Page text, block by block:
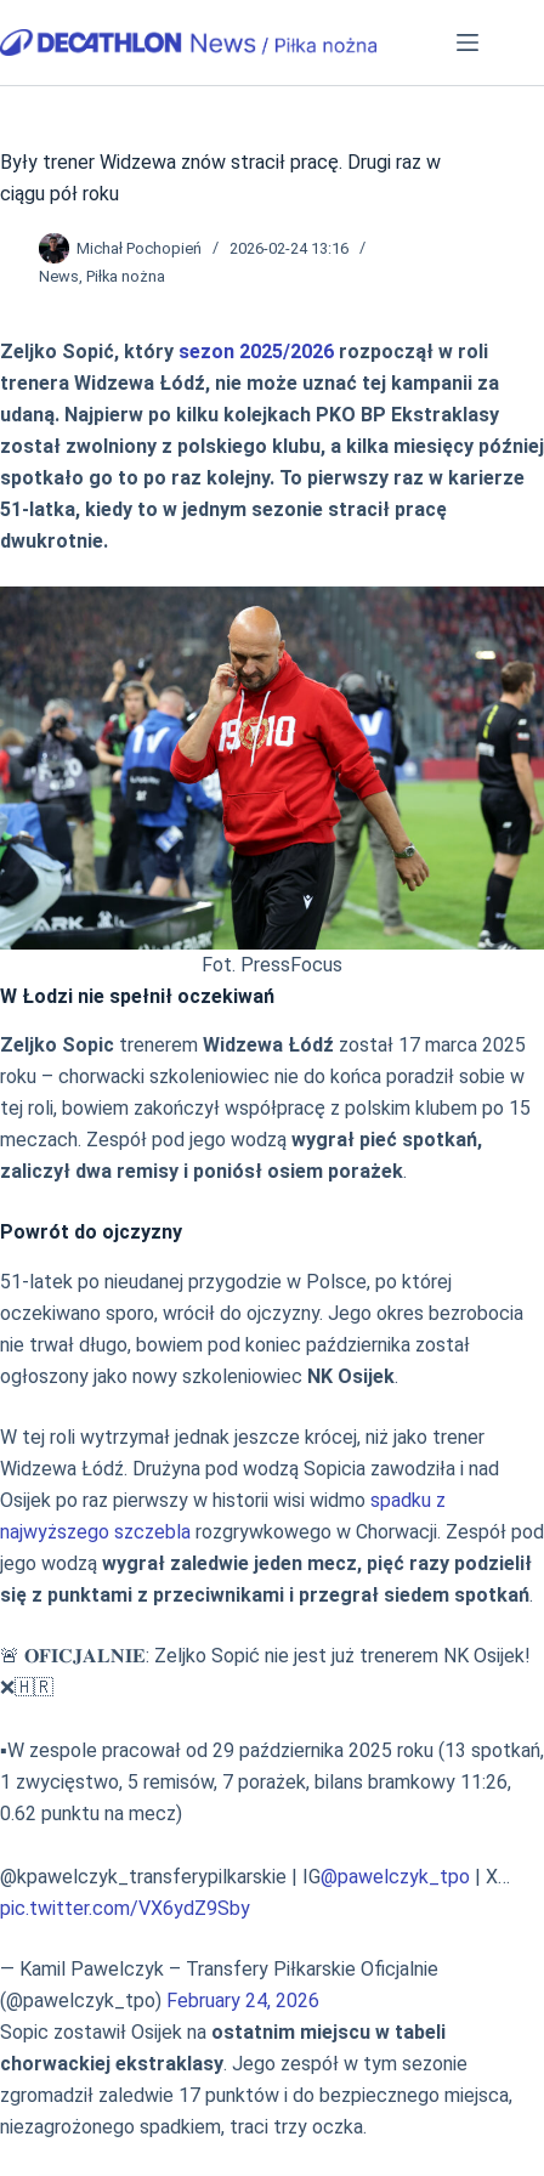
do
Były trener Widzewa znów stracił pracę. Drugi raz w
ciągu pół roku
Michał Pochopień
2026-02-24 13:16
News, Piłka nożna
Zeljko Sopić, który sezon 2025/2026 rozpoczął w roli
trenera Widzewa Łódź, nie może uznać tej kampanii za
udaną. Najpierw po kilku kolejkach PKO BP Ekstraklasy
został zwolniony z polskiego klubu, a kilka miesięcy później
spotkało go to po raz kolejny. To pierwszy raz w karierze
51-latka, kiedy to w jednym sezonie stracił pracę
dwukrotnie.
Fot. PressFocus
W Łodzi nie spełnił oczekiwań
Zeljko Sopic trenerem Widzewa Łódź został 17 marca 2025
roku – chorwacki szkoleniowiec nie do końca poradził sobie w
tej roli, bowiem zakończył współpracę z polskim klubem po 15
meczach. Zespół pod jego wodzą wygrał pieć spotkań,
zaliczył dwa remisy i poniósł osiem porażek.
Powrót do ojczyzny
51-latek po nieudanej przygodzie w Polsce, po której
oczekiwano sporo, wrócił do ojczyzny. Jego okres bezrobocia
nie trwał długo, bowiem pod koniec października został
ogłoszony jako nowy szkoleniowiec NK Osijek.
W tej roli wytrzymał jednak jeszcze krócej, niż jako trener
Widzewa Łódź. Drużyna pod wodzą Sopicia zawodziła i nad
Osijek po raz pierwszy w historii wisi widmo spadku z
najwyższego szczebla rozgrywkowego w Chorwacji. Zespół pod
jego wodzą wygrał zaledwie jeden mecz, pięć razy podzielił
się z punktami z przeciwnikami i przegrał siedem spotkań.
🚨 𝐎𝐅𝐈𝐂𝐉𝐀𝐋𝐍𝐈𝐄: Zeljko Sopić nie jest już trenerem NK Osijek!
❌🇭🇷
▪️W zespole pracował od 29 października 2025 roku (13 spotkań,
1 zwycięstwo, 5 remisów, 7 porażek, bilans bramkowy 11:26,
0.62 punktu na mecz)
@kpawelczyk_transferypilkarskie | IG@pawelczyk_tpo | X…
pic.twitter.com/VX6ydZ9Sby
— Kamil Pawelczyk – Transfery Piłkarskie Oficjalnie
(@pawelczyk_tpo) February 24, 2026
Sopic zostawił Osijek na ostatnim miejscu w tabeli
chorwackiej ekstraklasy. Jego zespół w tym sezonie
zgromadził zaledwie 17 punktów i do bezpiecznego miejsca,
niezagrożonego spadkiem, traci trzy oczka.